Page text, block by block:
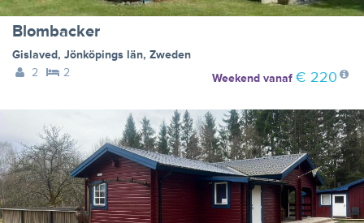
Blombacker
Gislaved, Jönköpings län, Zweden
2
2 Weekendvanaf € 220